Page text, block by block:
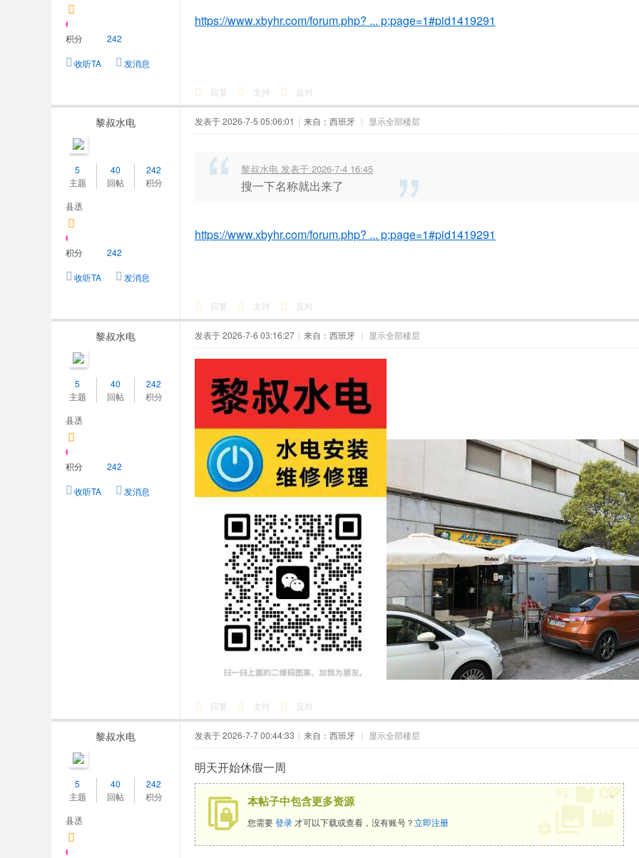
积分 242
收听TA 发消息
https://www.xbyhr.com/forum.php? ... p;page=1#pid1419291
回复 支持 反对
黎叔水电
5
主题
40
回帖
242
积分
县丞
积分 242
收听TA 发消息
发表于 2026-7-5 05:06:01 | 来自：西班牙 | 显示全部楼层
黎叔水电 发表于 2026-7-4 16:45
搜一下名称就出来了
https://www.xbyhr.com/forum.php? ... p;page=1#pid1419291
回复 支持 反对
黎叔水电
5
主题
40
回帖
242
积分
县丞
积分 242
收听TA 发消息
发表于 2026-7-6 03:16:27 | 来自：西班牙 | 显示全部楼层
回复 支持 反对
黎叔水电
5
主题
40
回帖
242
积分
县丞
发表于 2026-7-7 00:44:33 | 来自：西班牙 | 显示全部楼层
明天开始休假一周
本帖子中包含更多资源
您需要登录 才可以下载或查看，没有账号？立即注册
×